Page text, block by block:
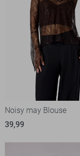
Noisy may Blouse
39,99